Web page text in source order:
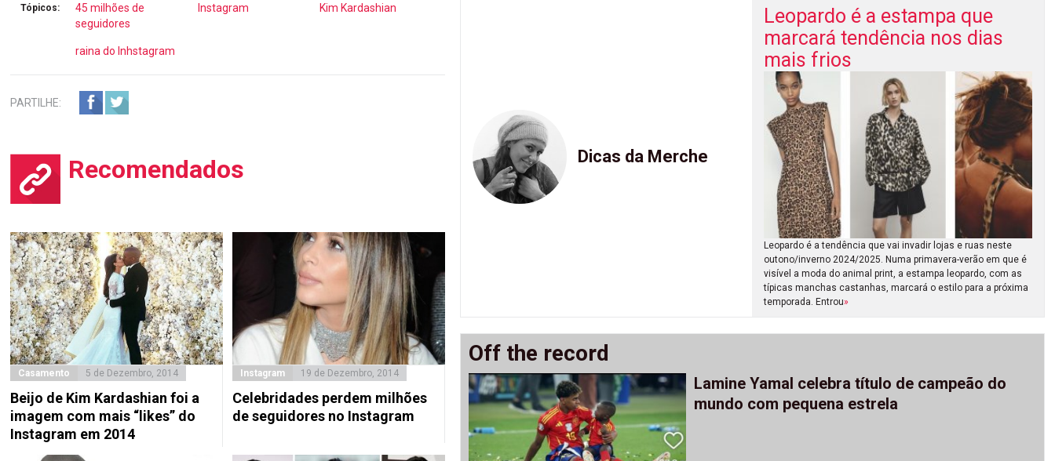
Tópicos:
45 milhões de
seguidores
Instagram Kim Kardashian
raina do Inhstagram
PARTILHE:
Recomendados
Casamento 5 de Dezembro, 2014
Beijo de Kim Kardashian foi a
imagem com mais “likes” do
Instagram em 2014
Instagram 19 de Dezembro, 2014
Celebridades perdem milhões
de seguidores no Instagram
Dicas da Merche
Leopardo é a estampa que
marcará tendência nos dias
mais frios
Leopardo é a tendência que vai invadir lojas e ruas neste
outono/inverno 2024/2025. Numa primavera-verão em que é
visível a moda do animal print, a estampa leopardo, com as
típicas manchas castanhas, marcará o estilo para a próxima
temporada. Entrou»
Off the record
Lamine Yamal celebra título de campeão do
mundo com pequena estrela